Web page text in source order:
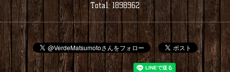
Total:1898962